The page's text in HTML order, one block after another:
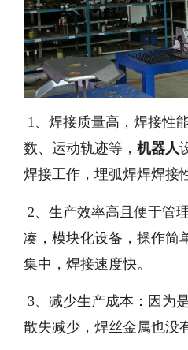
1、焊接质量高，焊接性
数、运动轨迹等， 机器人
焊接工作，埋弧焊焊焊接
2、生产效率高且便于管
凑，模块化设备，操作简
集中，焊接速度快。
3、减少生产成本：因为
散失减少，焊丝金属也没